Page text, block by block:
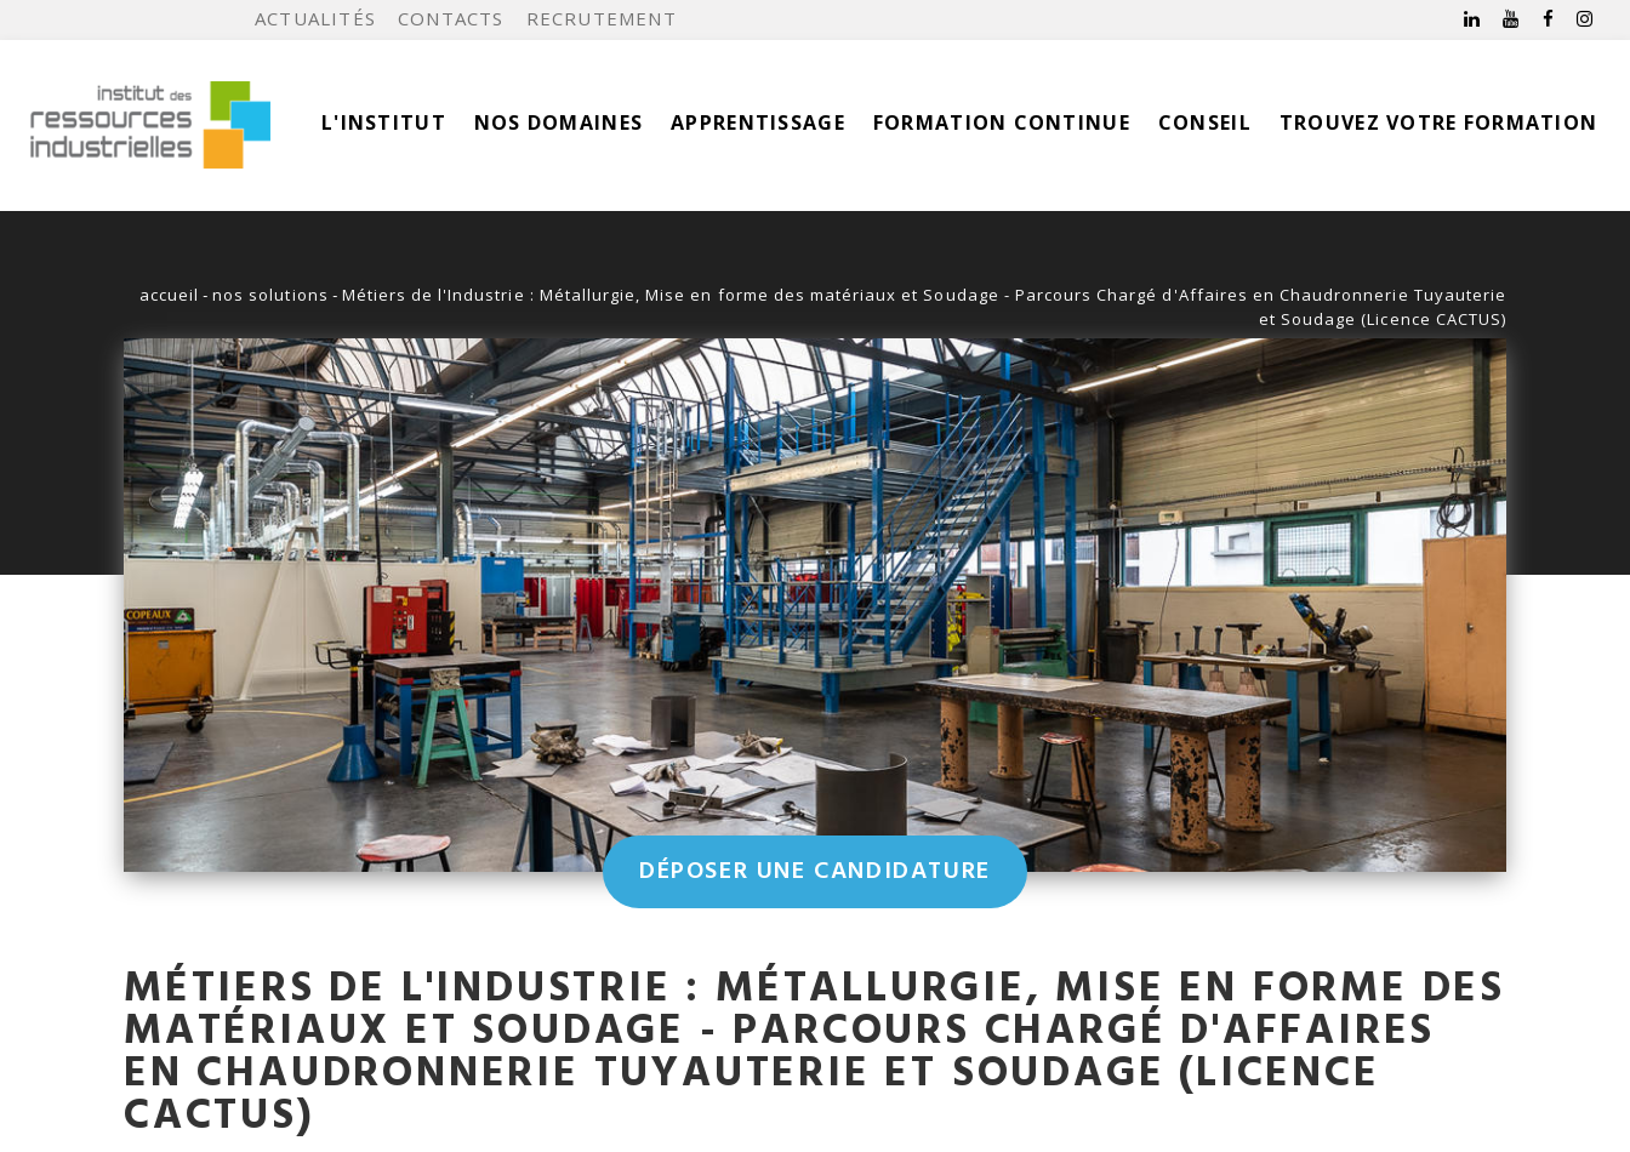
ACTUALITÉS CONTACTS RECRUTEMENT
L'INSTITUT NOS DOMAINES APPRENTISSAGE FORMATION CONTINUE CONSEIL TROUVEZ VOTRE FORMATION
accueil -nos solutions - Métiers de l'Industrie : Métallurgie, Mise en forme des matériaux et Soudage - Parcours Chargé d'Affaires en Chaudronnerie Tuyauterie
et Soudage (Licence CACTUS)
DÉPOSER UNE CANDIDATURE
MÉTIERS DE L'INDUSTRIE : MÉTALLURGIE, MISE EN FORME DES
MATÉRIAUX ET SOUDAGE - PARCOURS CHARGÉ D'AFFAIRES
EN CHAUDRONNERIE TUYAUTERIE ET SOUDAGE (LICENCE
CACTUS)